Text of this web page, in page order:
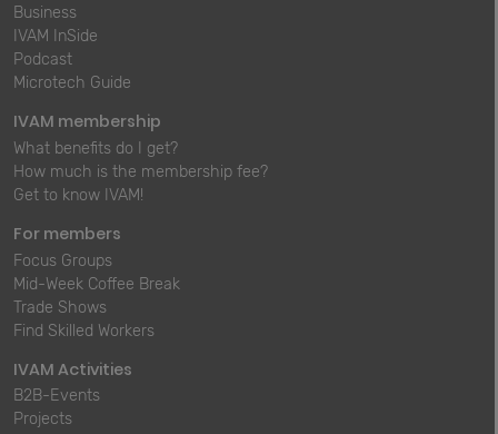
Business
IVAM InSide
Podcast
Microtech Guide
IVAM membership
What benefits do I get?
How much is the membership fee?
Get to know IVAM!
For members
Focus Groups
Mid-Week Coffee Break
Trade Shows
Find Skilled Workers
IVAM Activities
B2B-Events
Projects